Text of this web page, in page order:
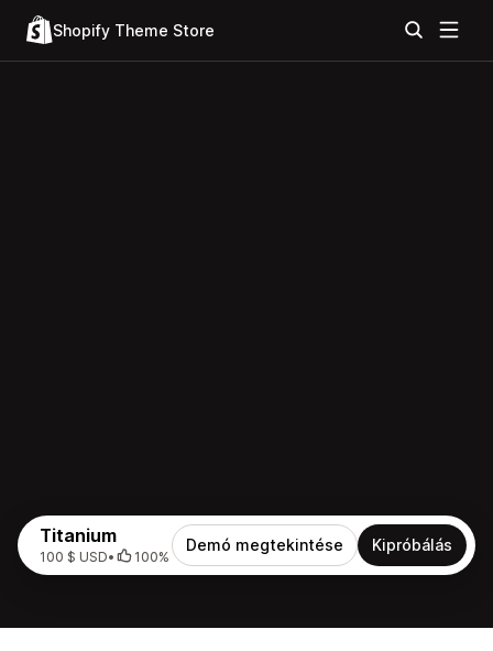
Shopify Theme Store
Titanium
100 $ USD• 100%
Demó megtekintése Kipróbálás